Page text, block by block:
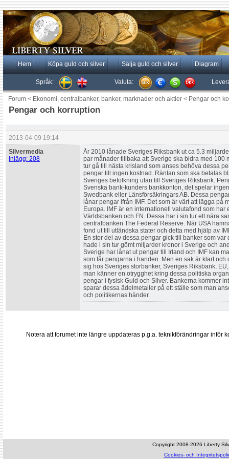
Hem Köpa guld och silver Sälja guld och silver Diagram
Språk: Valuta:
Forum < Ekonomi, centralbanker, banker, marknader och aktier < Pengar och
Pengar och korruption
2013-04-09 19:14
Silvermedia
Inlägg: 208
År 2010 lånade Sveriges Riksbank ut ca 5.3
par månader tillbaka att Sverige ska bidra med 100
tur gå till nästa krisland som anses behöva dessa
pengar till ingen kostnad. Räntan som ska betalas
Sveriges befolkning utan till Sveriges Riksbank.
Svenska bank-kunders bankkonton, det spelar
Swedbank eller Länsförsäkringars AB. Dessa
lånar pengar ifrån IMF. Det som är värt att lägga på
Europa. IMF är en internationell valutafond som
Världsbanken och FN. Dessa har i sin tur ett nära
centralbanken The Federal Reserve. När USA
fond ut till utländska stater och detta med hjälp av
En stor del av dessa pengar gick till banker som
hade i sin tur gömt miljarder kronor i Sverige och
Sverige har lånat ut pengar till Irland och IMF kan
som får pengarna i handen. Men en sak är klart
sig hos Sveriges storbanker, Sveriges Riksbank,
man känner en otrygghet kring dessa politiska
pengar i fysisk Guld och Silver. Bankerna kommer
sparar dessa ädelmetaller på ett ställe som man
och politikernas händer.
Notera att forumet inte längre uppdateras p.g.a. teknikförändringar inför
Copyright 2008-2026 Liberty
Cookies- och